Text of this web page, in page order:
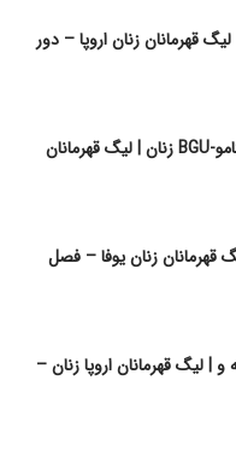
قهرمانان زنان اروپا – دور
پیش‌بینی و تحلیل بریدا بلیک زنان – دینامو-BGU زنان | لیگ قهرمانان
قهرمانان زنان یوفا – فصل
لیگ قهرمانان اروپا زنان –